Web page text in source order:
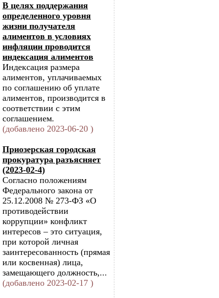
В целях поддержания
определенного уровня
жизни получателя
алиментов в условиях
инфляции проводится
индексация алиментов
Индексация размера
алиментов, уплачиваемых
по соглашению об уплате
алиментов, производится в
соответствии с этим
соглашением.
(добавлено 2023-06-20 )
Приозерская городская
прокуратура разъясняет
(2023-02-4)
Согласно положениям
Федерального закона от
25.12.2008 № 273-ФЗ «О
противодействии
коррупции» конфликт
интересов – это ситуация,
при которой личная
заинтересованность (прямая
или косвенная) лица,
замещающего должность,...
(добавлено 2023-02-17 )